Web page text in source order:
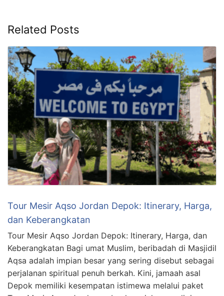
Related Posts
Tour Mesir Aqso Jordan Depok: Itinerary, Harga,
dan Keberangkatan
Tour Mesir Aqso Jordan Depok: Itinerary, Harga, dan
Keberangkatan Bagi umat Muslim, beribadah di Masjidil
Aqsa adalah impian besar yang sering disebut sebagai
perjalanan spiritual penuh berkah. Kini, jamaah asal
Depok memiliki kesempatan istimewa melalui paket